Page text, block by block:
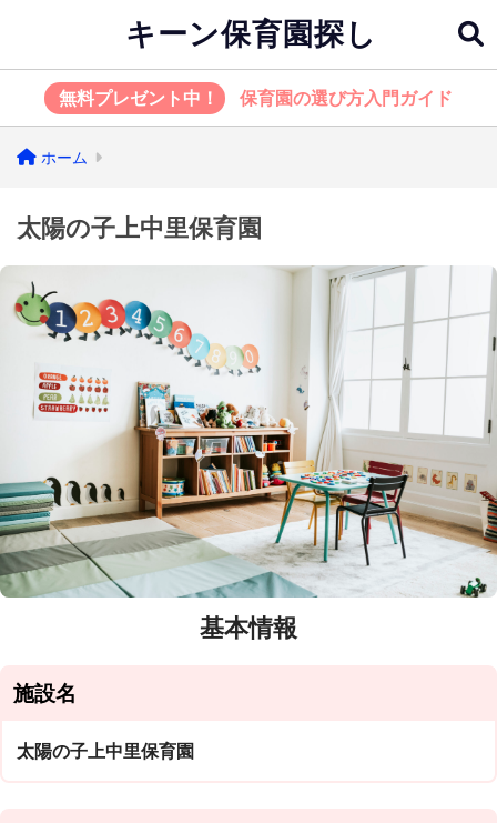
キーン保育園探し
無料プレゼント中！ 保育園の選び方入門ガイド
ホーム
太陽の子上中里保育園
基本情報
施設名
太陽の子上中里保育園